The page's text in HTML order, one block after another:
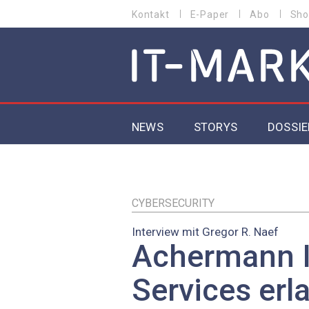
zum
MENU
Kontakt E-Paper Abo
MAIN NAVIGATION
NEWS STORYS
EU-
CYBERSECURITY
Interview mit Gregor R. Naef
Achermann
Services